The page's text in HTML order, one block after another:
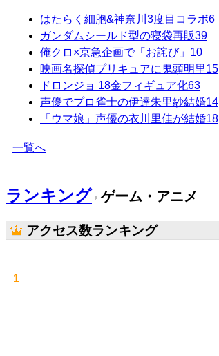
はたらく細胞&神奈川3度目コラボ6
ガンダムシールド型の寝袋再販39
俺クロ×京急企画で「お詫び」 10
映画名探偵プリキュアに鬼頭明里15
ドロンジョ 18金フィギュア化63
声優でプロ雀士の伊達朱里紗結婚14
「ウマ娘」声優の衣川里佳が結婚18
一覧へ
ランキング ゲーム・アニメ
アクセス数ランキング
1